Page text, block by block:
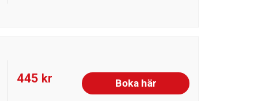
445 kr Boka här